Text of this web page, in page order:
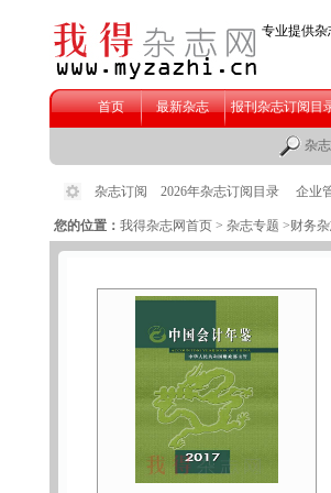
您的位置： 我得杂志网首页 > 杂志专题 >财务